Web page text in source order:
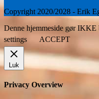
Copyright 2020/2028 - Erik
Denne hjemmeside gør
settings
ACCEPT
Luk
Privacy Overview